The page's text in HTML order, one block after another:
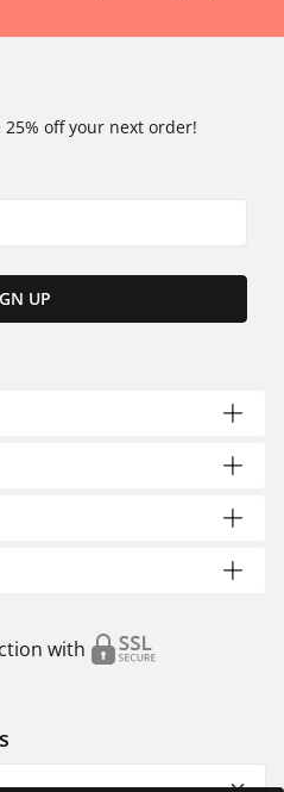
off your next order!
UP
with